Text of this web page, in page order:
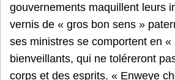
gouvernements maquillent leurs
vernis de « gros bon sens »
ses ministres se comportent en «
bienveillants, qui ne toléreront
corps et des esprits. « Enweye